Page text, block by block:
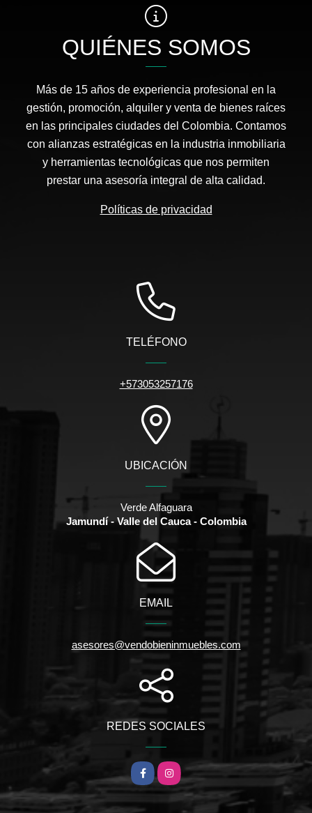
QUIÉNES SOMOS
Más de 15 años de experiencia profesional en la
gestión, promoción, alquiler y venta de bienes raíces
en las principales ciudades del Colombia. Contamos
con alianzas estratégicas en la industria inmobiliaria
y herramientas tecnológicas que nos permiten
prestar una asesoría integral de alta calidad.
Políticas de privacidad
TELÉFONO
+573053257176
UBICACIÓN
Verde Alfaguara
Jamundí - Valle del Cauca - Colombia
EMAIL
asesores@vendobieninmuebles.com
REDES SOCIALES
FacebookInstagram